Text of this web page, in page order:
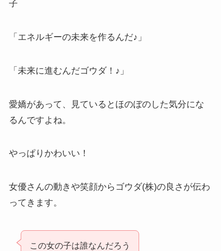
子
「エネルギーの未来を作るんだ♪」
「未来に進むんだゴウダ！♪」
愛嬌があって、見ているとほのぼのした気分にな
るんですよね。
やっぱりかわいい！
女優さんの動きや笑顔からゴウダ(株)の良さが伝わ
ってきます。
この女の子は誰なんだろう